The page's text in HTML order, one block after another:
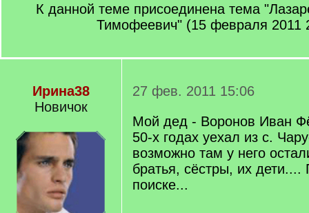
К данной теме присоединена тема
Тимофеевич" (15 февраля 2011
Ирина38
Новичок
27 фев. 2011 15:06
Мой дед - Воронов Иван
50-х годах уехал из с.
возможно там у него
братья, сёстры, их дети....
поиске...